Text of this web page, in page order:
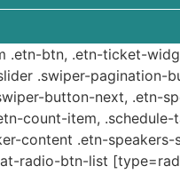
btn, .etn-ticket-
.swiper-pagination-
button-next, .etn-
count-item,
content .etn-
radio-btn-list